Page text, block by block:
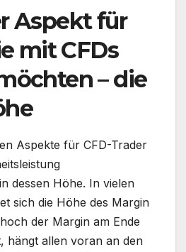
Aspekt für
mit CFDs
– die
Aspekte für CFD-Trader
dessen Höhe. In vielen
sich die Höhe des Margin
der Margin am Ende
hängt allen voran an den